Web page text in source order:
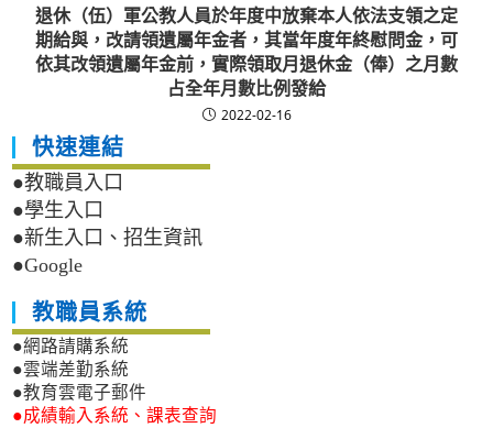
退休（伍）軍公教人員於年度中放棄本人依法支領之定
期給與，改請領遺屬年金者，其當年度年終慰問金，可
依其改領遺屬年金前，實際領取月退休金（俸）之月數
占全年月數比例發給
2022-02-16
快速連結
●教職員入口
●學生入口
●新生入口、招生資訊
●Google
教職員系統
●網路請購系統
●雲端差勤系統
●教育雲電子郵件
●成績輸入系統、課表查詢